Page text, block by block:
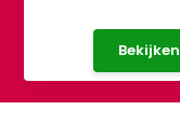
Bekijken